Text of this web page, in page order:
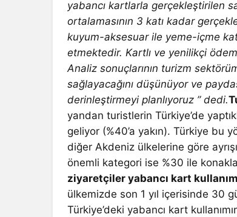
yabancı kartlarla gerçekleştirilen
ortalamasının 3 katı kadar
kuyum-aksesuar ile yeme-içme
etmektedir. Kartlı ve yenilikçi
Analiz sonuçlarının turizm
sağlayacağını düşünüyor ve
derinleştirmeyi planlıyoruz ” dedi.
yandan turistlerin Türkiye’de
geliyor (%40’a yakın). Türkiye bu
diğer Akdeniz ülkelerine göre
önemli kategori ise %30 ile
ziyaretçiler yabancı kart
ülkemizde son 1 yıl içerisinde 30
Türkiye’deki yabancı kart